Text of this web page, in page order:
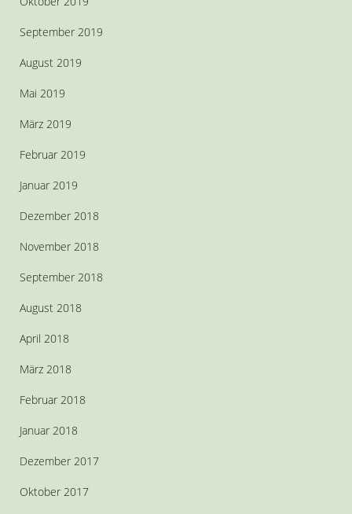
September 2019
August 2019
Mai 2019
März 2019
Februar 2019
Januar 2019
Dezember 2018
November 2018
September 2018
August 2018
April 2018
März 2018
Februar 2018
Januar 2018
Dezember 2017
Oktober 2017